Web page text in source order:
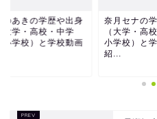
のあきの学歴や出身
大学・高校・中学
小学校）と学校動画
奈月セナの
（大学・高
小学校）と
紹...